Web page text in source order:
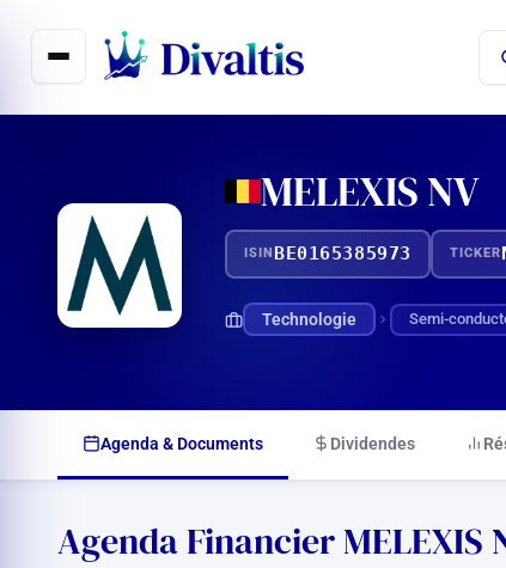
contenu
MELEXIS NV
ISIN BE0165385973 TICKER
Technologie Semi-
Agenda & Documents Dividendes
Agenda Financier